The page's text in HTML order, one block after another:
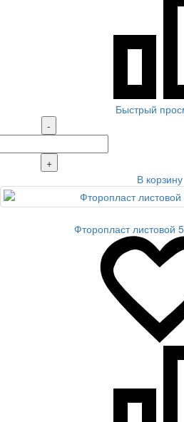
Быстрый
-
+
В корзину
Фторопласт листовой